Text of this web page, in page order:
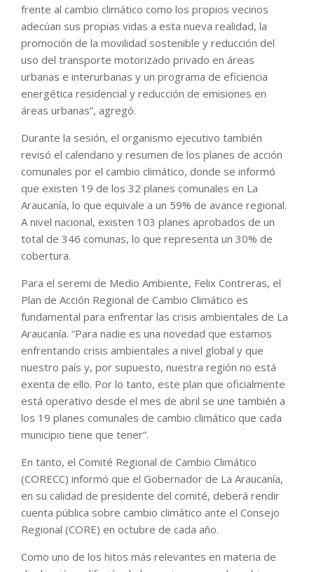
frente al cambio climático como los propios vecinos
adecúan sus propias vidas a esta nueva realidad, la
promoción de la movilidad sostenible y reducción del
uso del transporte motorizado privado en áreas
urbanas e interurbanas y un programa de eficiencia
energética residencial y reducción de emisiones en
áreas urbanas”, agregó.
Durante la sesión, el organismo ejecutivo también
revisó el calendario y resumen de los planes de acción
comunales por el cambio climático, donde se informó
que existen 19 de los 32 planes comunales en La
Araucanía, lo que equivale a un 59% de avance regional.
A nivel nacional, existen 103 planes aprobados de un
total de 346 comunas, lo que representa un 30% de
cobertura.
Para el seremi de Medio Ambiente, Felix Contreras, el
Plan de Acción Regional de Cambio Climático es
fundamental para enfrentar las crisis ambientales de La
Araucanía. “Para nadie es una novedad que estamos
enfrentando crisis ambientales a nivel global y que
nuestro país y, por supuesto, nuestra región no está
exenta de ello. Por lo tanto, este plan que oficialmente
está operativo desde el mes de abril se une también a
los 19 planes comunales de cambio climático que cada
municipio tiene que tener”.
En tanto, el Comité Regional de Cambio Climático
(CORECC) informó que el Gobernador de La Araucanía,
en su calidad de presidente del comité, deberá rendir
cuenta pública sobre cambio climático ante el Consejo
Regional (CORE) en octubre de cada año.
Como uno de los hitos más relevantes en materia de